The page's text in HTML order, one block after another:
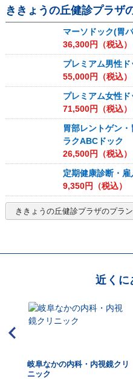
ききょうの丘健診プラザ
マーソドック(胃
36,300円（税込）
プレミアム男性
55,000円（税込）
プレミアム女性
71,500円（税込）
胃部レントゲン
ラクABCドック
26,500円（税込）
定期健康診断・
9,350円（税込）
ききょうの丘健診プラザのプラ
近くに
岐阜なかの内科・内視鏡クリ
ニック